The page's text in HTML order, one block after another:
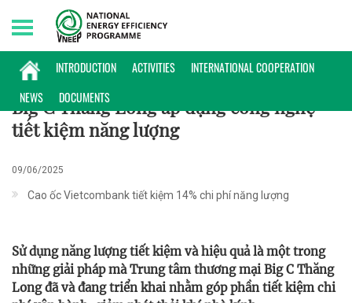
INTRODUCTION ACTIVITIES
INTERNATIONAL COOPERATION
NEWS
DOCUMENTS
Saturday, 08/08/2026 | 23:29 GMT+7
ĐIỂN HÌNH
Big C Thăng Long áp dụng công nghệ
tiết kiệm năng lượng
09/06/2025
Cao ốc Vietcombank tiết kiệm 14% chi phí năng lượng
Sử dụng năng lượng tiết kiệm và hiệu quả là một trong
những giải pháp mà Trung tâm thương mại Big C Thăng
Long đã và đang triển khai nhằm góp phần tiết kiệm chi